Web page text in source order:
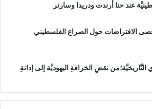
عند حنا أرندت ودريدا وسارتر
الافتراضات حول الصراع الفلسطيني
نقضِ الخرافةِ اليهوديَّة إلى إدانةِ